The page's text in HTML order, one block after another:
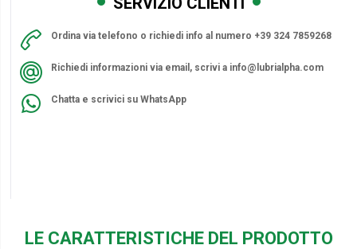
Ordina via telefono o richiedi info al numero +39 324 7859268
Richiedi informazioni via email, scrivi a info@lubrialpha.com
Chatta e scrivici su WhatsApp
LE CARATTERISTICHE DEL PRODOTTO